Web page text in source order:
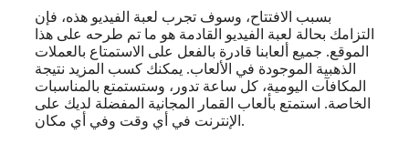
بسبب الافتتاح، وسوف تجرب لعبة الفيديو هذه، فإن
التزامك بحالة لعبة الفيديو القادمة هو ما تم طرحه على هذا
الموقع. جميع ألعابنا قادرة بالفعل على الاستمتاع بالعملات
الذهبية الموجودة في الألعاب. يمكنك كسب المزيد نتيجة
المكافآت اليومية، كل ساعة تدور، وستستمتع بالمناسبات
الخاصة. استمتع بألعاب القمار المجانية المفضلة لديك على
الإنترنت في أي وقت وفي أي مكان.